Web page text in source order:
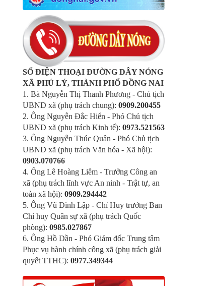
SỐ ĐIỆN THOẠI ĐƯỜNG DÂY NÓNG
XÃ PHÚ LÝ, THÀNH PHỐ ĐỒNG NAI
1. Bà Nguyễn Thị Thanh Phương - Chủ tịch
UBND xã (phụ trách chung): 0909.200455
2. Ông Nguyễn Đắc Hiển - Phó Chủ tịch
UBND xã (phụ trách Kinh tế): 0973.521563
3. Ông Nguyễn Thúc Quân - Phó Chủ tịch
UBND xã (phụ trách Văn hóa - Xã hội):
0903.070766
4. Ông Lê Hoàng Liêm - Trưởng Công an
xã (phụ trách lĩnh vực An ninh - Trật tự, an
toàn xã hội): 0909.294442
5. Ông Vũ Đình Lập - Chỉ Huy trưởng Ban
Chỉ huy Quân sự xã (phụ trách Quốc
phòng): 0985.027867
6. Ông Hồ Dần - Phó Giám đốc Trung tâm
Phục vụ hành chính công xã (phụ trách giải
quyết TTHC): 0977.349344